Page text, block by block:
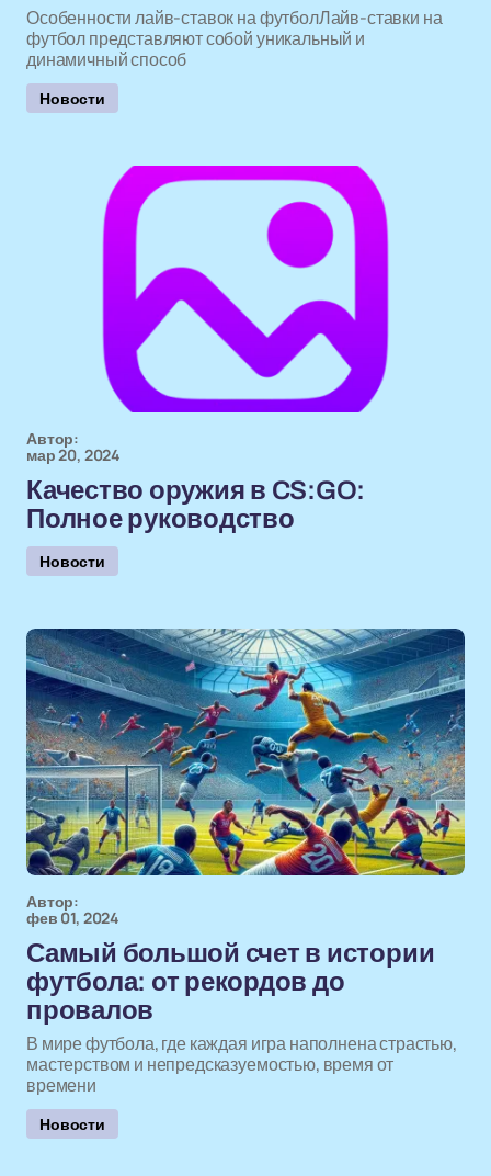
Особенности лайв-ставок на футболЛайв-ставки на
футбол представляют собой уникальный и
динамичный способ
Новости
Автор:
мар 20, 2024
Качество оружия в CS:GO:
Полное руководство
Новости
Автор:
фев 01, 2024
Самый большой счет в истории
футбола: от рекордов до
провалов
В мире футбола, где каждая игра наполнена страстью,
мастерством и непредсказуемостью, время от
времени
Новости